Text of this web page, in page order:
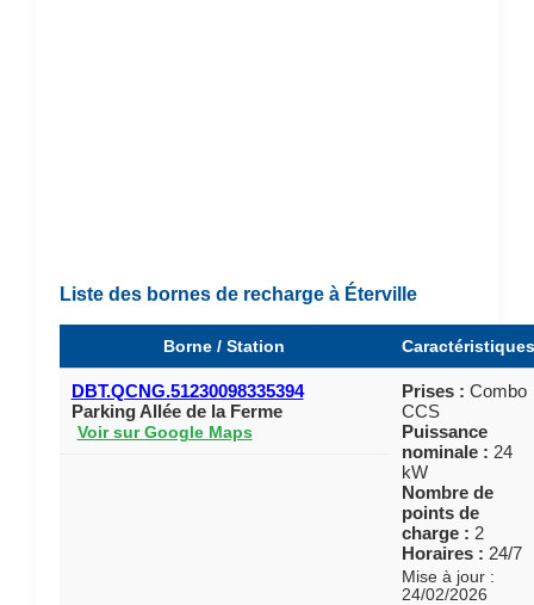
Liste des bornes de recharge à Éterville
Borne / Station Caractéristiques
DBT.QCNG.51230098335394
Parking Allée de la Ferme
Voir sur Google Maps
Prises : Combo
CCS
Puissance
nominale : 24
kW
Nombre de
points de
charge : 2
Horaires : 24/7
Mise à jour :
24/02/2026